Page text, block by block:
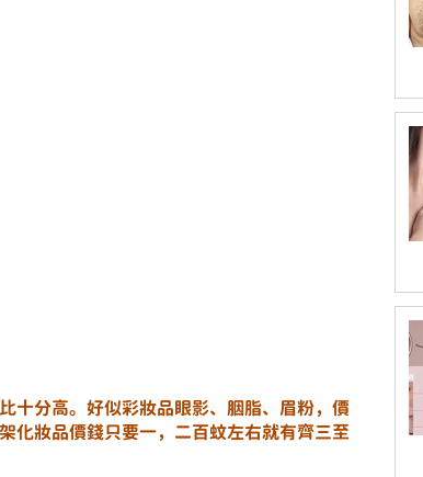
十分高。好似彩妝品眼影、胭脂、眉粉，價
化妝品價錢只要一，二百蚊左右就有齊三至